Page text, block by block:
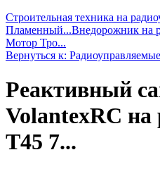
Строительная техника на
Пламенный...Внедорожник на
Мотор Тро...
Вернуться к:
Реактивный
VolantexRC на
T45 7...